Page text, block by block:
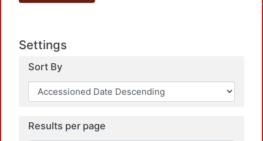
Settings
Sort By
Results per page